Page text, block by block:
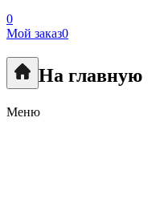
0
Мой заказ0
На главную
Меню